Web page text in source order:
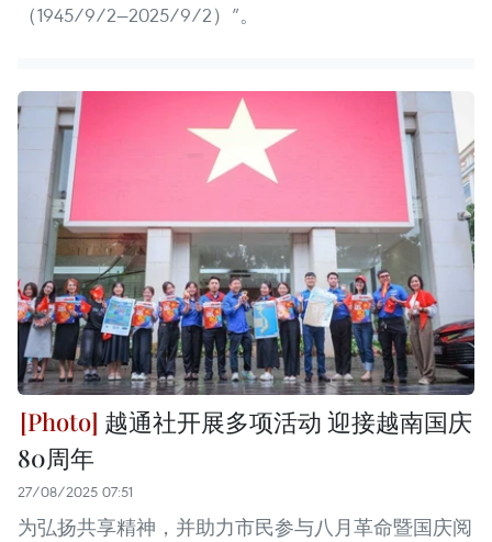
（1945/9/2—2025/9/2）”。
越通社开展多项活动 迎接越南国庆
80周年
27/08/2025 07:51
为弘扬共享精神，并助力市民参与八月革命暨国庆阅